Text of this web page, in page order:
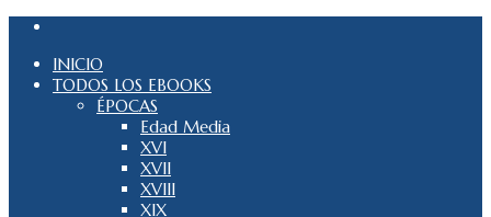
INICIO
TODOS LOS EBOOKS
ÉPOCAS
Edad Media
XVI
XVII
XVIII
XIX